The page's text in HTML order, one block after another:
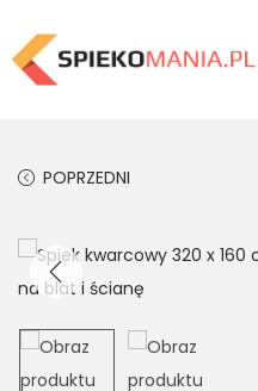
POPRZEDNI